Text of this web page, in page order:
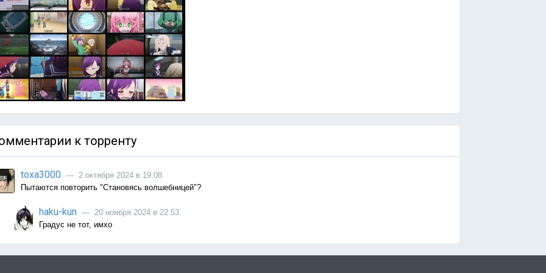
к торренту
toxa3000 — 2 октября 2024 в 19:08
Пытаются повторить "Становясь волшебницей"?
haku-kun — 20 ноября 2024 в 22:53
Градус не тот, имхо